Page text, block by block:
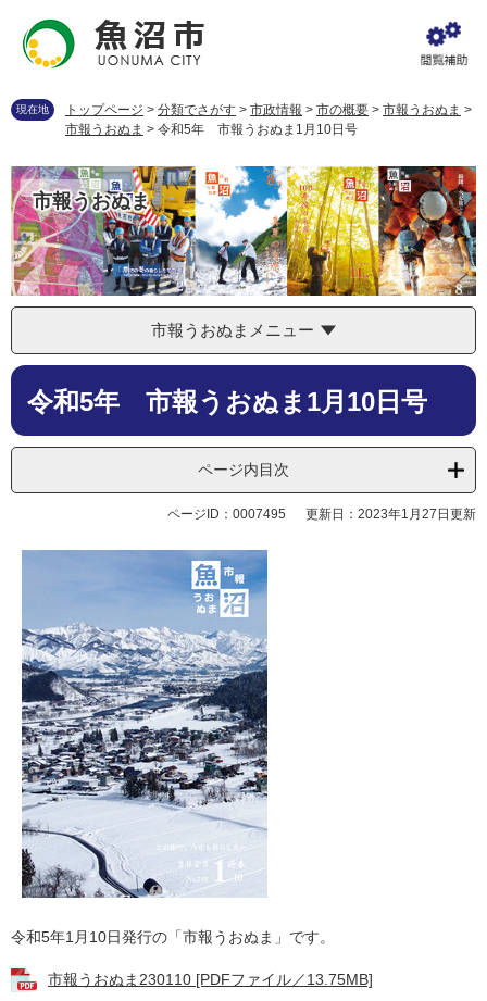
先
す
。
を
し
て
本
文
へ
現在地 トップページ > 分類でさがす > 市政情報 > 市の概要 > 市報うおぬま >
市報うおぬま > 令和5年 市報うおぬま1月10日号
市報うおぬま
市報うおぬまメニュー
本
令和5年 市報うおぬま1月10日号
ページ内目次
ページID：0007495 更新日：2023年1月27日更新
令和5年1月10日発行の「市報うおぬま」です。
市報うおぬま230110 [PDFファイル／13.75MB]